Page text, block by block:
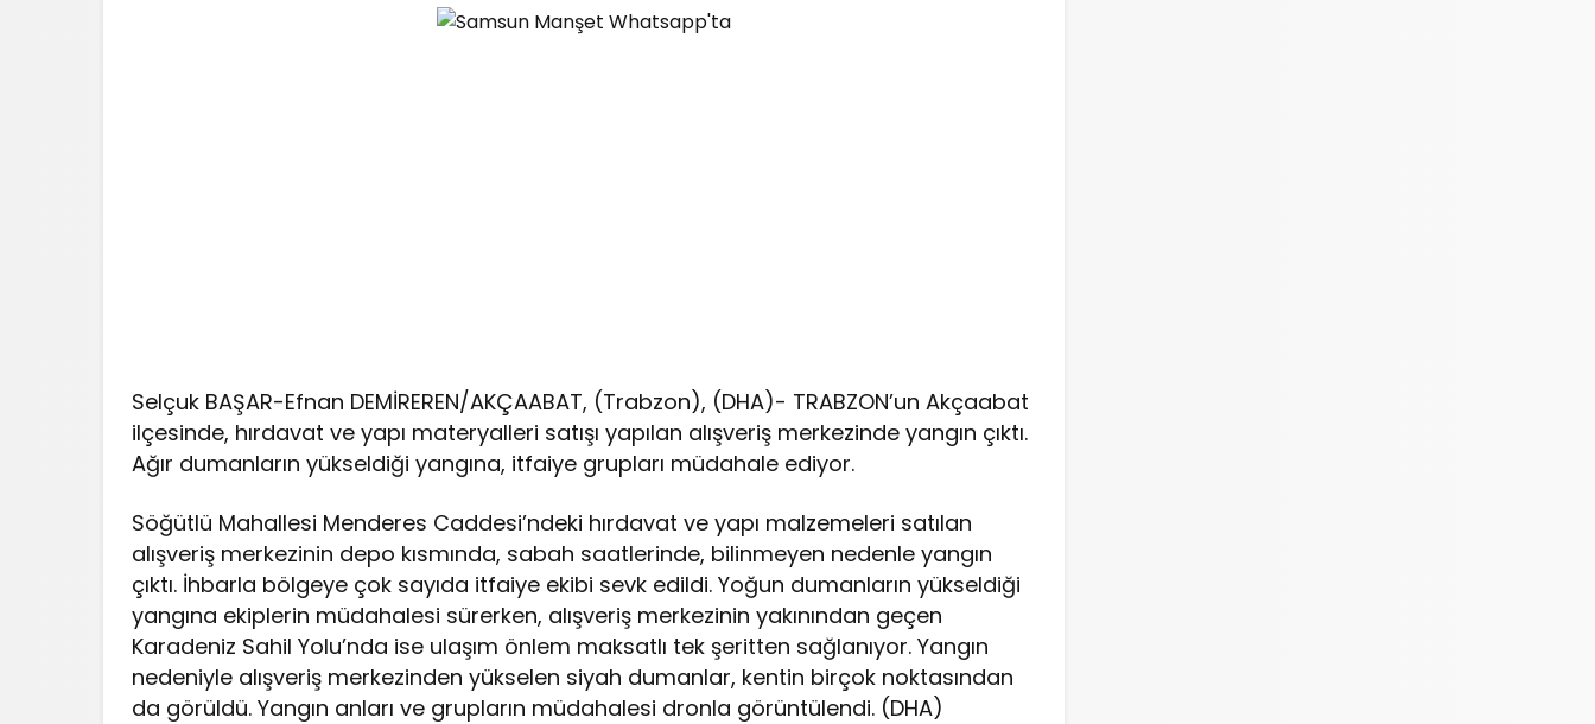
Selçuk BAŞAR-Efnan DEMİREREN/AKÇAABAT, (Trabzon), (DHA)- TRABZON’un Akçaabat
ilçesinde, hırdavat ve yapı materyalleri satışı yapılan alışveriş merkezinde yangın çıktı.
Ağır dumanların yükseldiği yangına, itfaiye grupları müdahale ediyor.
Söğütlü Mahallesi Menderes Caddesi’ndeki hırdavat ve yapı malzemeleri satılan
alışveriş merkezinin depo kısmında, sabah saatlerinde, bilinmeyen nedenle yangın
çıktı. İhbarla bölgeye çok sayıda itfaiye ekibi sevk edildi. Yoğun dumanların yükseldiği
yangına ekiplerin müdahalesi sürerken, alışveriş merkezinin yakınından geçen
Karadeniz Sahil Yolu’nda ise ulaşım önlem maksatlı tek şeritten sağlanıyor. Yangın
nedeniyle alışveriş merkezinden yükselen siyah dumanlar, kentin birçok noktasından
da görüldü. Yangın anları ve grupların müdahalesi dronla görüntülendi. (DHA)